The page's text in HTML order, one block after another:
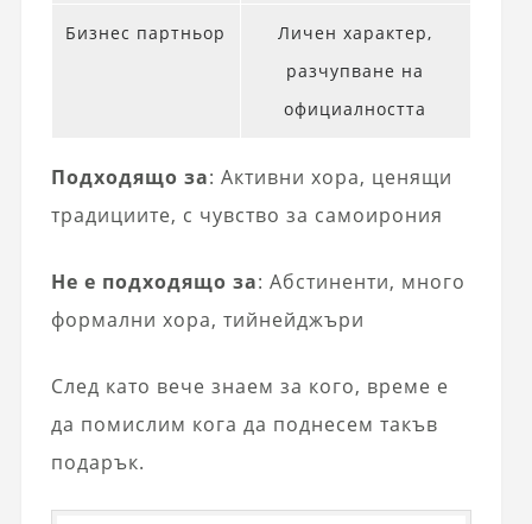
Бизнес партньор
Личен характер,
разчупване на
официалността
Подходящо за: Активни хора, ценящи
традициите, с чувство за самоирония
Не е подходящо за: Абстиненти, много
формални хора, тийнейджъри
След като вече знаем за кого, време е
да помислим кога да поднесем такъв
подарък.